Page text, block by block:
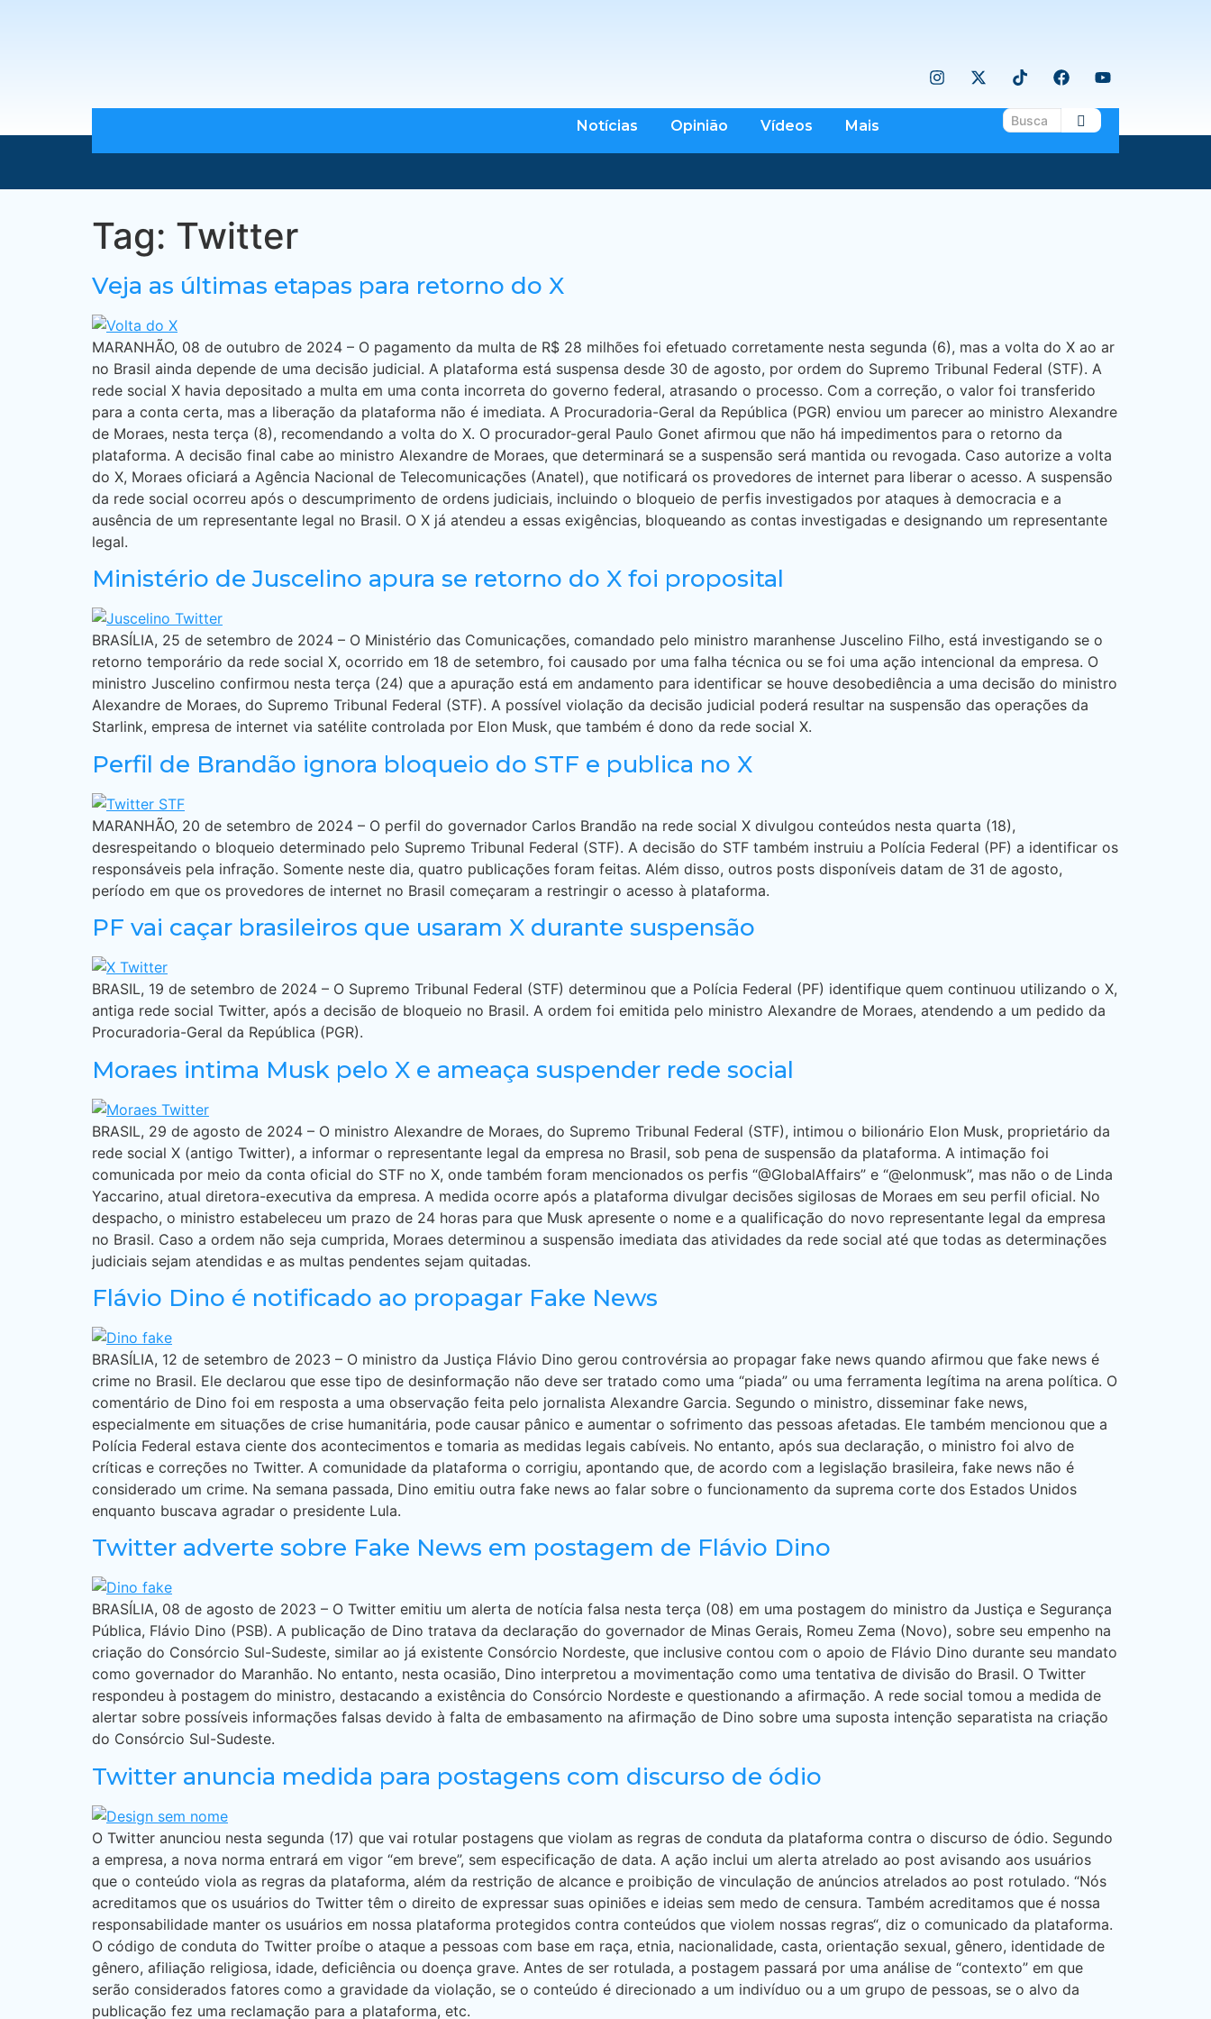
Notícias Opinião Vídeos Mais
Tag: Twitter
Veja as últimas etapas para retorno do X
MARANHÃO, 08 de outubro de 2024 – O pagamento da multa de R$ 28 milhões foi efetuado corretamente nesta segunda (6), mas a volta do X ao ar
no Brasil ainda depende de uma decisão judicial. A plataforma está suspensa desde 30 de agosto, por ordem do Supremo Tribunal Federal (STF). A
rede social X havia depositado a multa em uma conta incorreta do governo federal, atrasando o processo. Com a correção, o valor foi transferido
para a conta certa, mas a liberação da plataforma não é imediata. A Procuradoria-Geral da República (PGR) enviou um parecer ao ministro Alexandre
de Moraes, nesta terça (8), recomendando a volta do X. O procurador-geral Paulo Gonet afirmou que não há impedimentos para o retorno da
plataforma. A decisão final cabe ao ministro Alexandre de Moraes, que determinará se a suspensão será mantida ou revogada. Caso autorize a volta
do X, Moraes oficiará a Agência Nacional de Telecomunicações (Anatel), que notificará os provedores de internet para liberar o acesso. A suspensão
da rede social ocorreu após o descumprimento de ordens judiciais, incluindo o bloqueio de perfis investigados por ataques à democracia e a
ausência de um representante legal no Brasil. O X já atendeu a essas exigências, bloqueando as contas investigadas e designando um representante
legal.
Ministério de Juscelino apura se retorno do X foi proposital
BRASÍLIA, 25 de setembro de 2024 – O Ministério das Comunicações, comandado pelo ministro maranhense Juscelino Filho, está investigando se o
retorno temporário da rede social X, ocorrido em 18 de setembro, foi causado por uma falha técnica ou se foi uma ação intencional da empresa. O
ministro Juscelino confirmou nesta terça (24) que a apuração está em andamento para identificar se houve desobediência a uma decisão do ministro
Alexandre de Moraes, do Supremo Tribunal Federal (STF). A possível violação da decisão judicial poderá resultar na suspensão das operações da
Starlink, empresa de internet via satélite controlada por Elon Musk, que também é dono da rede social X.
Perfil de Brandão ignora bloqueio do STF e publica no X
MARANHÃO, 20 de setembro de 2024 – O perfil do governador Carlos Brandão na rede social X divulgou conteúdos nesta quarta (18),
desrespeitando o bloqueio determinado pelo Supremo Tribunal Federal (STF). A decisão do STF também instruiu a Polícia Federal (PF) a identificar os
responsáveis pela infração. Somente neste dia, quatro publicações foram feitas. Além disso, outros posts disponíveis datam de 31 de agosto,
período em que os provedores de internet no Brasil começaram a restringir o acesso à plataforma.
PF vai caçar brasileiros que usaram X durante suspensão
BRASIL, 19 de setembro de 2024 – O Supremo Tribunal Federal (STF) determinou que a Polícia Federal (PF) identifique quem continuou utilizando o X,
antiga rede social Twitter, após a decisão de bloqueio no Brasil. A ordem foi emitida pelo ministro Alexandre de Moraes, atendendo a um pedido da
Procuradoria-Geral da República (PGR).
Moraes intima Musk pelo X e ameaça suspender rede social
BRASIL, 29 de agosto de 2024 – O ministro Alexandre de Moraes, do Supremo Tribunal Federal (STF), intimou o bilionário Elon Musk, proprietário da
rede social X (antigo Twitter), a informar o representante legal da empresa no Brasil, sob pena de suspensão da plataforma. A intimação foi
comunicada por meio da conta oficial do STF no X, onde também foram mencionados os perfis “@GlobalAffairs” e “@elonmusk”, mas não o de Linda
Yaccarino, atual diretora-executiva da empresa. A medida ocorre após a plataforma divulgar decisões sigilosas de Moraes em seu perfil oficial. No
despacho, o ministro estabeleceu um prazo de 24 horas para que Musk apresente o nome e a qualificação do novo representante legal da empresa
no Brasil. Caso a ordem não seja cumprida, Moraes determinou a suspensão imediata das atividades da rede social até que todas as determinações
judiciais sejam atendidas e as multas pendentes sejam quitadas.
Flávio Dino é notificado ao propagar Fake News
BRASÍLIA, 12 de setembro de 2023 – O ministro da Justiça Flávio Dino gerou controvérsia ao propagar fake news quando afirmou que fake news é
crime no Brasil. Ele declarou que esse tipo de desinformação não deve ser tratado como uma “piada” ou uma ferramenta legítima na arena política. O
comentário de Dino foi em resposta a uma observação feita pelo jornalista Alexandre Garcia. Segundo o ministro, disseminar fake news,
especialmente em situações de crise humanitária, pode causar pânico e aumentar o sofrimento das pessoas afetadas. Ele também mencionou que a
Polícia Federal estava ciente dos acontecimentos e tomaria as medidas legais cabíveis. No entanto, após sua declaração, o ministro foi alvo de
críticas e correções no Twitter. A comunidade da plataforma o corrigiu, apontando que, de acordo com a legislação brasileira, fake news não é
considerado um crime. Na semana passada, Dino emitiu outra fake news ao falar sobre o funcionamento da suprema corte dos Estados Unidos
enquanto buscava agradar o presidente Lula.
Twitter adverte sobre Fake News em postagem de Flávio Dino
BRASÍLIA, 08 de agosto de 2023 – O Twitter emitiu um alerta de notícia falsa nesta terça (08) em uma postagem do ministro da Justiça e Segurança
Pública, Flávio Dino (PSB). A publicação de Dino tratava da declaração do governador de Minas Gerais, Romeu Zema (Novo), sobre seu empenho na
criação do Consórcio Sul-Sudeste, similar ao já existente Consórcio Nordeste, que inclusive contou com o apoio de Flávio Dino durante seu mandato
como governador do Maranhão. No entanto, nesta ocasião, Dino interpretou a movimentação como uma tentativa de divisão do Brasil. O Twitter
respondeu à postagem do ministro, destacando a existência do Consórcio Nordeste e questionando a afirmação. A rede social tomou a medida de
alertar sobre possíveis informações falsas devido à falta de embasamento na afirmação de Dino sobre uma suposta intenção separatista na criação
do Consórcio Sul-Sudeste.
Twitter anuncia medida para postagens com discurso de ódio
O Twitter anunciou nesta segunda (17) que vai rotular postagens que violam as regras de conduta da plataforma contra o discurso de ódio. Segundo
a empresa, a nova norma entrará em vigor “em breve”, sem especificação de data. A ação inclui um alerta atrelado ao post avisando aos usuários
que o conteúdo viola as regras da plataforma, além da restrição de alcance e proibição de vinculação de anúncios atrelados ao post rotulado. “Nós
acreditamos que os usuários do Twitter têm o direito de expressar suas opiniões e ideias sem medo de censura. Também acreditamos que é nossa
responsabilidade manter os usuários em nossa plataforma protegidos contra conteúdos que violem nossas regras“, diz o comunicado da plataforma.
O código de conduta do Twitter proíbe o ataque a pessoas com base em raça, etnia, nacionalidade, casta, orientação sexual, gênero, identidade de
gênero, afiliação religiosa, idade, deficiência ou doença grave. Antes de ser rotulada, a postagem passará por uma análise de “contexto” em que
serão considerados fatores como a gravidade da violação, se o conteúdo é direcionado a um indivíduo ou a um grupo de pessoas, se o alvo da
publicação fez uma reclamação para a plataforma, etc.